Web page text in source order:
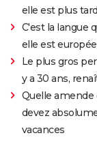
elle est plus
C'est la langue
elle est
Le plus gros
y a 30 ans,
Quelle amende
devez
vacances